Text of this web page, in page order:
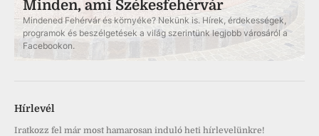
Minden, ami Székesfehérvár
Mindened Fehérvár és környéke? Nekünk is. Hírek, érdekességek,
programok és beszélgetések a világ szerintünk legjobb városáról a
Facebookon.
Hírlevél
Iratkozz fel már most hamarosan induló heti hírlevelünkre!